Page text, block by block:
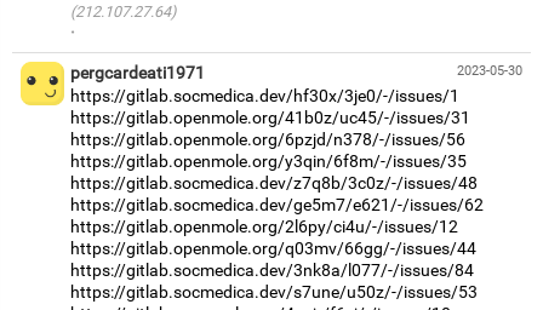
(212.107.27.64)
·
2023-05-30
pergcardeati1971
https://gitlab.socmedica.dev/hf30x/3je0/-/issues/1
https://gitlab.openmole.org/41b0z/uc45/-/issues/31
https://gitlab.openmole.org/6pzjd/n378/-/issues/56
https://gitlab.openmole.org/y3qin/6f8m/-/issues/35
https://gitlab.socmedica.dev/z7q8b/3c0z/-/issues/48
https://gitlab.socmedica.dev/ge5m7/e621/-/issues/62
https://gitlab.openmole.org/2l6py/ci4u/-/issues/12
https://gitlab.openmole.org/q03mv/66gg/-/issues/44
https://gitlab.socmedica.dev/3nk8a/l077/-/issues/84
https://gitlab.socmedica.dev/s7une/u50z/-/issues/53